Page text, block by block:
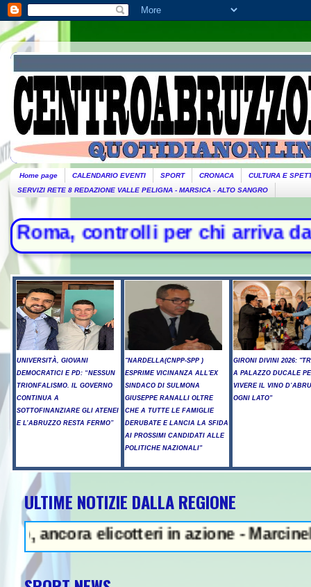
Home page CALENDARIO EVENTI SPORT CRONACA
CULTURA E
SERVIZI RETE 8 REDAZIONE VALLE PELIGNA - MARSICA - ALTO SANGRO
per chi arriva dall'Italia-
UNIVERSITÀ, GIOVANI
DEMOCRATICI E PD: “NESSUN
TRIONFALISMO. IL GOVERNO
CONTINUA A
SOTTOFINANZIARE GLI ATENEI
E L’ABRUZZO RESTA FERMO”
"NARDELLA(CNPP-SPP )
ESPRIME VICINANZA ALL'EX
SINDACO DI SULMONA
GIUSEPPE RANALLI OLTRE
CHE A TUTTE LE FAMIGLIE
DERUBATE E LANCIA LA SFIDA
AI PROSSIMI CANDIDATI ALLE
POLITICHE NAZIONALI"
GIRONI DIVINI 2026:
A PALAZZO DUCALE
VIVERE IL VINO
OGNI LATO"
ULTIME NOTIZIE DALLA REGIONE
elicotteri in azione - Marcinelle,
- Teheran: "Se Usa non